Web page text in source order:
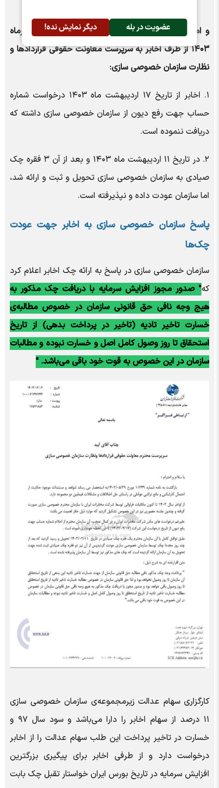
عضویت در بله دیگر نمایش نده!و اما باتوجه به نامه‌ی منتشر شده در تاریخ ۶ شهریورماه
۱۴۰۳ از طرف اخابر به سرپرست معاونت حقوقی قرارداد‌ها و
نظارت سازمان خصوصی سازی:
۱. اخابر از تاریخ ۱۷ اردیبهشت ماه ۱۴۰۳ درخواست شماره
حساب جهت رفع دیون از سازمان خصوصی سازی داشته که
دریافت ننموده است.
۲. در تاریخ ۱۱ اردیبهشت ماه ۱۴۰۳ و بعد از آن ۳ فقره چک
صیادی به سازمان خصوصی سازی تحویل و ثبت و ارائه شد،
اما سازمان عودت داده و نپذیرفته است.
پاسخ سازمان خصوصی سازی به اخابر جهت عودت
چک‌ها
سازمان خصوصی سازی در پاسخ به ارائه چک اخابر اعلام کرد
که" صدور مجوز افزایش سرمایه با دریافت چک مذکور به
هیج وجه نافی حق قانونی سازمان در خصوص مطالبه‌ی
خسارت تاخیر تادیه (تاخیر در پرداخت بدهی) از تاریخ
استحقاق تا روز وصول کامل اصل و خسارت نبوده و مطالبات
سازمان در این خصوص به قوت خود باقی می‌باشد. "
کارگزاری سهام عدالت زیرمجموعه‌ی سازمان خصوصی سازی
۱۱ درصد از سهام اخابر را دارا می‌باشد و سود سال ۹۷ و
خسارت در تاخیر پرداخت این طلب سهام عدالت را از اخابر
درخواست دارد و از طرفی اخابر برای پیگیری بزرگترین
افزایش سرمایه در تاریخ بورس ایران خواستار تقبل چک بابت